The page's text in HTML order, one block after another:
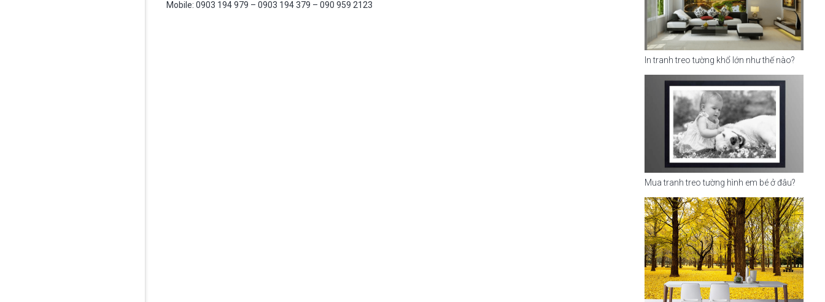
Mobile: 0903 194 979 – 0903 194 379 – 090 959 2123
In tranh treo tường khổ lớn như thế nào?
Mua tranh treo tường hình em bé ở đâu?